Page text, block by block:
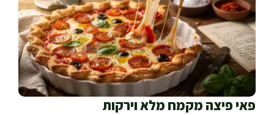
פאי פיצה מקמח מלא וירקות